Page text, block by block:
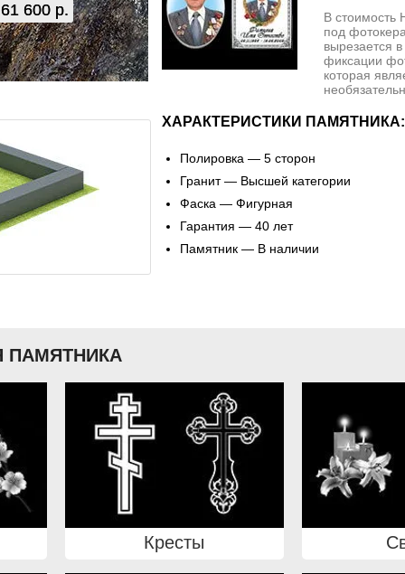
61 600 р.
В стоимость
под
вырезается
фиксации
которая
ХАРАКТЕРИСТИКИ ПАМЯТНИКА:
Полировка — 5 сторон
Гранит — Высшей категории
Фаска — Фигурная
Гарантия — 40 лет
Памятник — В наличии
ПАМЯТНИКА
Кресты